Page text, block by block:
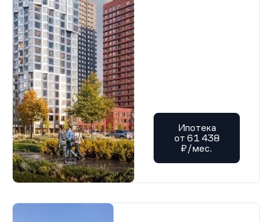
Ипотека
от 61 438
₽/мес.